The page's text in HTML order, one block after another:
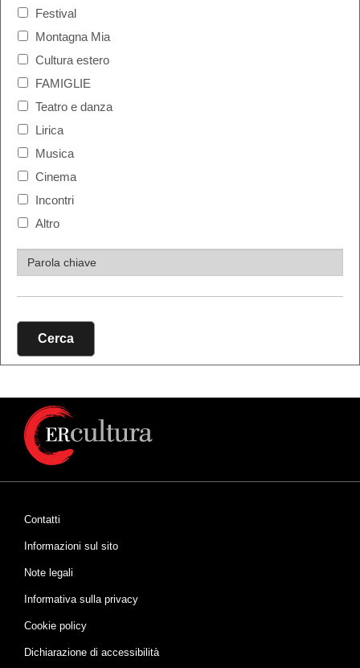
Festival
Montagna Mia
Cultura estero
FAMIGLIE
Teatro e danza
Lirica
Musica
Cinema
Incontri
Altro
Cerca
Contatti
Informazioni sul sito
Note legali
Informativa sulla privacy
Cookie policy
Dichiarazione di accessibilità